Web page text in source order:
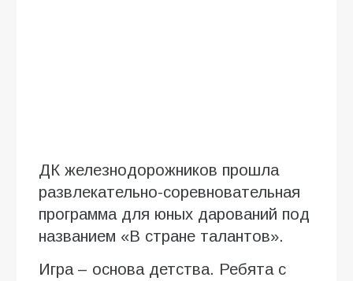
ДК железнодорожников прошла
развлекательно-соревновательная
программа для юных дарований под
названием «В стране талантов».
Игра – основа детства. Ребята с